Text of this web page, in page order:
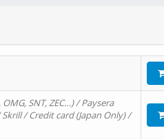
SNT, ZEC…) / Paysera
/ Credit card (Japan Only) /